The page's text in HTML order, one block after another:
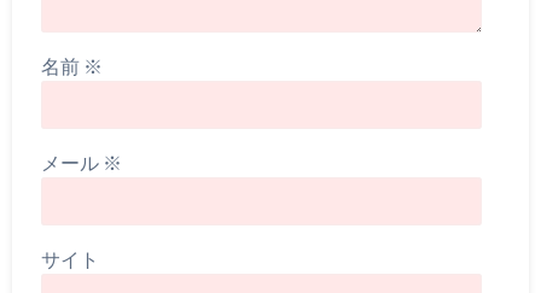
名前 ※
メール ※
サイト